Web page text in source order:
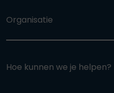
Organisatie
Hoe kunnen we je helpen?